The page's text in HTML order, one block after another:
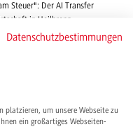
Steuer": Der AI Transfer
in Heilbronn
Workshops sowie
Zukunft mit Künstlicher
Datenschutzbestimmungen
platzieren, um unsere Webseite zu
ein großartiges Webseiten-